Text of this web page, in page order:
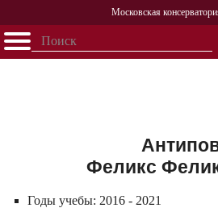
Московская
Открыть - закрыть
Феликс
Годы учебы: 2016 - 2021